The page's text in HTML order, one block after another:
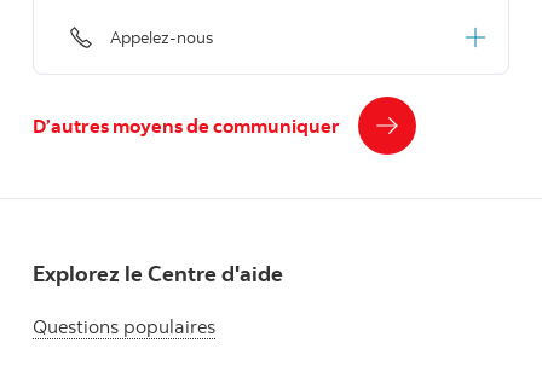
Appelez-nous
D’autres moyens de communiquer
Explorez le Centre d'aide
Questions populaires